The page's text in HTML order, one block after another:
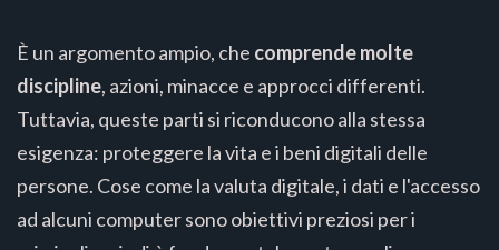
È un argomento ampio, che comprende molte
discipline, azioni, minacce e approcci differenti.
Tuttavia, queste parti si riconducono alla stessa
esigenza: proteggere la vita e i beni digitali delle
persone. Cose come la valuta digitale, i dati e l'accesso
ad alcuni computer sono obiettivi preziosi per i